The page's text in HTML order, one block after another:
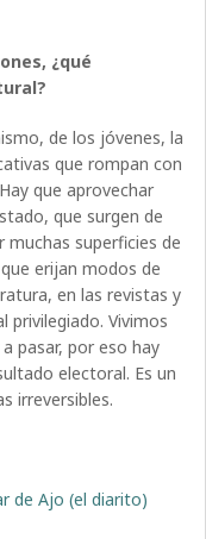
¿qué
de los jóvenes, la
que rompan con
que aprovechar
que surgen de
muchas superficies de
erijan modos de
en las revistas y
privilegiado. Vivimos
pasar, por eso hay
electoral. Es un
irreversibles.
de Ajo (el diarito)